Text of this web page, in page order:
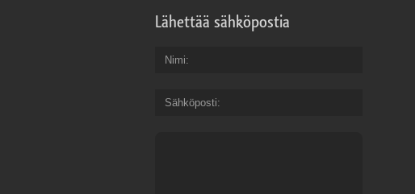
Lähettää sähköpostia
Nimi
Sähköposti